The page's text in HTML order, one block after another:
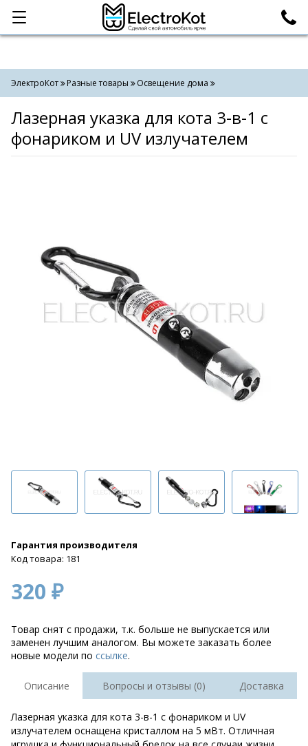
Категории Поиск
ЭлектроКот Разные товары Освещение дома
Лазерная указка для кота 3-в-1 с
фонариком и UV излучателем
Гарантия производителя
Код товара: 181
320 ₽
Товар снят с продажи, т.к. больше не выпускается или
заменен лучшим аналогом. Вы можете заказать более
новые модели по ссылке.
Описание Вопросы и отзывы (0) Доставка
Лазерная указка для кота 3-в-1 с фонариком и UV
излучателем оснащена кристаллом на 5 мВт. Отличная